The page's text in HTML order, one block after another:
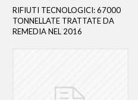
RIFIUTI TECNOLOGICI: 67000
TONNELLATE TRATTATE DA
REMEDIA NEL 2016